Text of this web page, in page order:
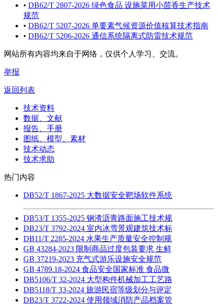
• DB62/T 2807-2026 绿色食品 设施菜用小茴香生产技术
规范
• DB62/T 5207-2026 单要素气候资源价值核算技术指南
• DB62/T 5206-2026 通信系统隔离式防雷技术规范
网站所有内容均来自于网络，仅供个人学习、交流。
举报
返回列表
技术资料
数据、文献
报告、手册
图纸、模型、素材
技术动态
技术求助
热门内容
DB52/T 1867-2025 大数据安全靶场软件系统
DB53/T 1355-2025 钢渣沥青路面施工技术规
DB23/T 3792-2024 室内冰雪景观建筑技术标
DB11/T 2285-2024 水果生产质量安全控制规
GB 43284-2023 限制商品过度包装要求 生鲜
GB 37219-2023 充气式游乐设施安全规范
GB 4789.18-2024 食品安全国家标准 食品微
DB5106/T 32-2024 大型构件机械加工工艺路
DB5118/T 33-2024 旅游民宿等级划分与评定
DB23/T 3722-2024 使用领域消防产品档案管